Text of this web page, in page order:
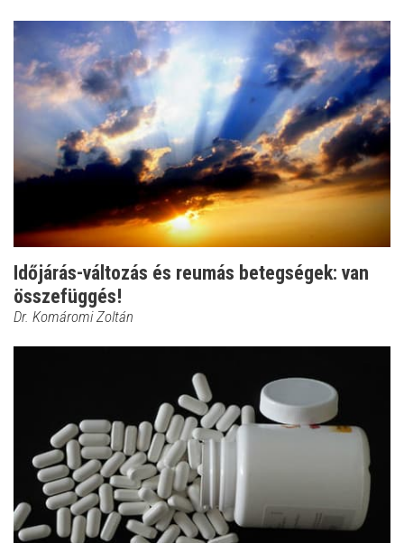
Időjárás-változás és reumás betegségek: van
összefüggés!
Dr. Komáromi Zoltán